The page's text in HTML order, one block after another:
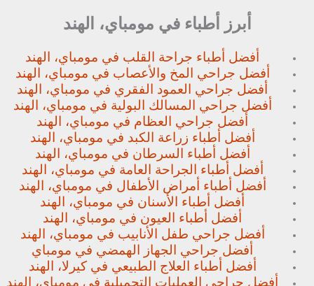
أبرز أطباء في مومباي، الهند
أفضل أطباء جراحة القلب في مومباي، الهند
أفضل جراحي المخ والأعصاب في مومباي، الهند
أفضل جراحي العمود الفقري في مومباي، الهند
أفضل جراحي المسالك البولية في مومباي، الهند
أفضل جراحي العظام في مومباي، الهند
أفضل أطباء زراعة الكبد في مومباي، الهند
أفضل أطباء السرطان في مومباي، الهند
أفضل أطباء الجراحة العامة في مومباي، الهند
أفضل أطباء أمراض الأطفال في مومباي، الهند
أفضل أطباء الأسنان في مومباي، الهند
أفضل أطباء العيون في مومباي، الهند
أفضل جراحي طفل الأنابيب في مومباي، الهند
أفضل جراحي الجهاز الهمضي في مومباي
أفضل أطباء العلاج الطبيعي في كيرلا، الهند
أفضل جراحي العمليات التجميلية في مومباي، الهند